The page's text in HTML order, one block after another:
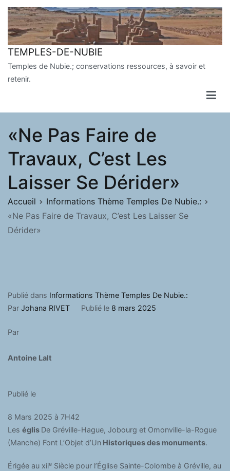
Aller
contenu
TEMPLES-DE-NUBIE
Temples de Nubie.; conservations ressources, à savoir et
retenir.
«Ne Pas Faire de
Travaux, C’est Les
Laisser Se Dérider»
Accueil
Informations Thème Temples De Nubie.:
«Ne Pas Faire de Travaux, C’est Les Laisser Se
Dérider»
Publié dans Informations Thème Temples De Nubie.:
Par Johana RIVET Publié le 8 mars 2025
Par
Antoine Lalt
Publié le
8 Mars 2025 à 7H42
Les églis De Gréville-Hague, Jobourg et Omonville-la-Rogue
(Manche) Font L’Objet d’Un Historiques des monuments.
Érigée au xiie Siècle pour l’Église Sainte-Colombe à Gréville, au